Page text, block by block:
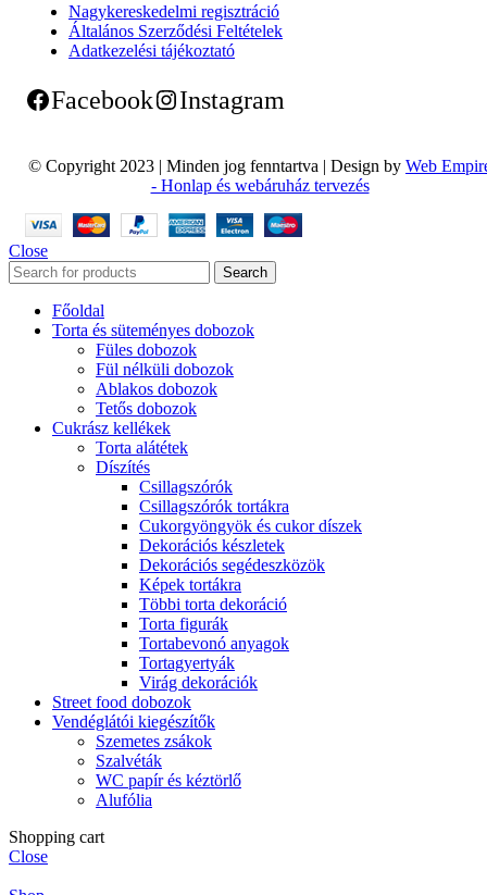
Nagykereskedelmi regisztráció
Általános Szerződési Feltételek
Adatkezelési tájékoztató
Facebook Instagram
© Copyright 2023 | Minden jog fenntartva | Design by Web
- Honlap és webáruház tervezés
Close
Search
Főoldal
Torta és süteményes dobozok
Füles dobozok
Fül nélküli dobozok
Ablakos dobozok
Tetős dobozok
Cukrász kellékek
Torta alátétek
Díszítés
Csillagszórók
Csillagszórók tortákra
Cukorgyöngyök és cukor díszek
Dekorációs készletek
Dekorációs segédeszközök
Képek tortákra
Többi torta dekoráció
Torta figurák
Tortabevonó anyagok
Tortagyertyák
Virág dekorációk
Street food dobozok
Vendéglátói kiegészítők
Szemetes zsákok
Szalvéták
WC papír és kéztörlő
Alufólia
Shopping cart
Close